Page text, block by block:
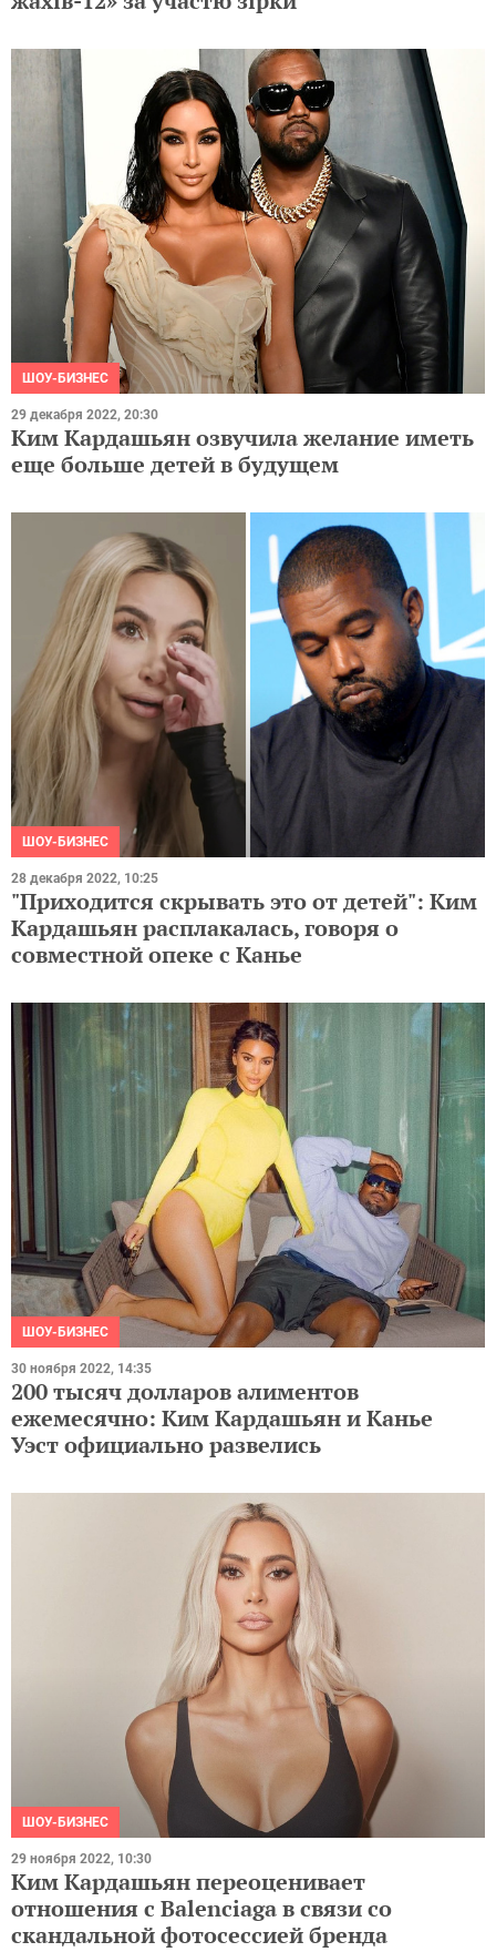
ШОУ-БИЗНЕС
29 декабря 2022, 20:30
Ким Кардашьян озвучила желание иметь
еще больше детей в будущем
ШОУ-БИЗНЕС
28 декабря 2022, 10:25
"Приходится скрывать это от детей": Ким
Кардашьян расплакалась, говоря о
совместной опеке с Канье
ШОУ-БИЗНЕС
30 ноября 2022, 14:35
200 тысяч долларов алиментов
ежемесячно: Ким Кардашьян и Канье
Уэст официально развелись
ШОУ-БИЗНЕС
29 ноября 2022, 10:30
Ким Кардашьян переоценивает
отношения с Balenciaga в связи со
скандальной фотосессией бренда